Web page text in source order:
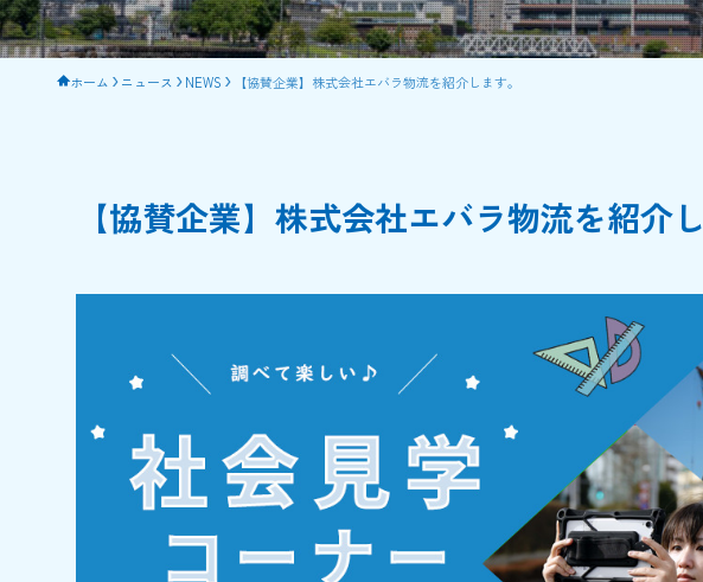
ホーム ニュース NEWS 【協賛企業】株式会社エバラ物流を紹介します。
【協賛企業】株式会社エバラ物流を紹介